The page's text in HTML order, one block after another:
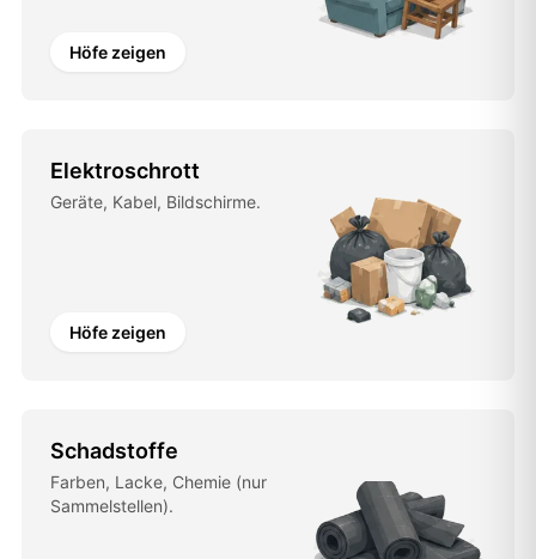
Höfe zeigen
Elektroschrott
Geräte, Kabel, Bildschirme.
Höfe zeigen
Schadstoffe
Farben, Lacke, Chemie (nur
Sammelstellen).